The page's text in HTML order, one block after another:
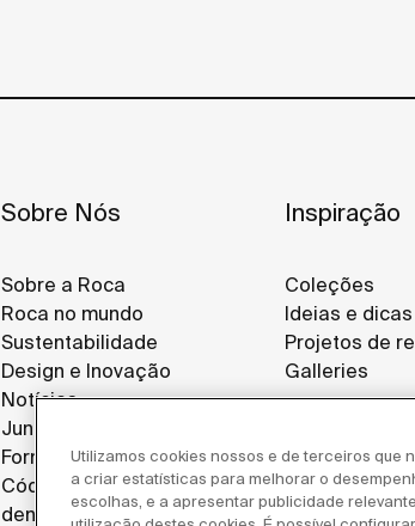
Sobre Nós
Sobre a Roca
Roca no mundo
Sustentabilidade
Design e Inovação
Notícias
Junte-se a Nós
Fornecedores
Código de ética e canal de
denúncias
Inspiração
Coleções
Ideias e dicas
Projetos de
Galleries
Utilizamos cookies nossos e de terceiros que
a criar estatísticas para melhorar o
escolhas, e a apresentar publicidade